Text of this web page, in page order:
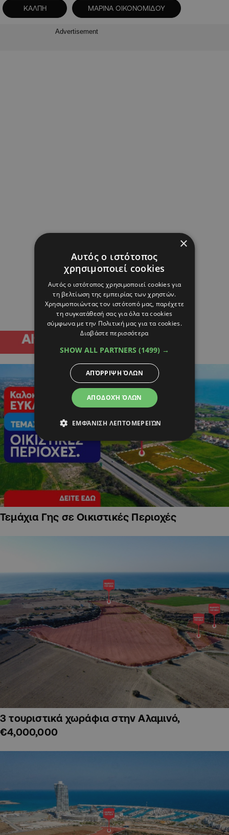
ΚΑΛΠΗ ΜΑΡΙΝΑ ΟΙΚΟΝΟΜΙΔΟΥ
Advertisement
Τεμάχια Γης σε Οικιστικές Περιοχές
3 τουριστικά χωράφια στην Αλαμινό,
€4,000,000
×
Αυτός ο ιστότοπος
χρησιμοποιεί cookies
Αυτός ο ιστότοπος χρησιμοποιεί cookies για
τη βελτίωση της εμπειρίας των χρηστών.
Χρησιμοποιώντας τον ιστότοπό μας, παρέχετε
τη συγκατάθεσή σας για όλα τα cookies
σύμφωνα με την Πολιτική μας για τα cookies.
Διαβάστε περισσότερα
SHOW ALL PARTNERS (1499) →
ΑΠΟΔΟΧΉ ΌΛΩΝ
ΑΠΌΡΡΙΨΗ ΌΛΩΝ
ΕΜΦΆΝΙΣΗ ΛΕΠΤΟΜΕΡΕΙΏΝ